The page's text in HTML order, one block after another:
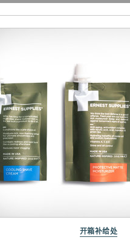
发展最快的家庭安全公司的
开箱补给处